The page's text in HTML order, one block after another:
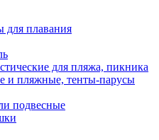
для плавания
для пляжа, пикника
и пляжные, тенты-парусы
подвесные